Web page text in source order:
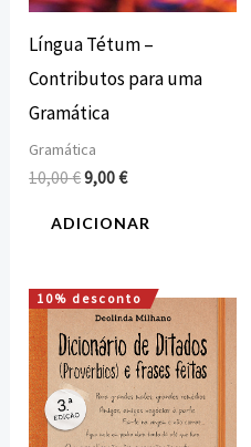
Língua Tétum –
Contributos para uma
Gramática
Gramática
10,00€9,00€
ADICIONAR
10% desconto
O
preço
original
era:
18,00 €.
O
preço
atual
é:
16,20 €.